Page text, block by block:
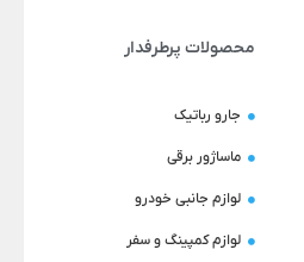
محصولات پرطرفدار
جارو رباتیک
ماساژور برقی
لوازم جانبی خودرو
لوازم کمپینگ و سفر